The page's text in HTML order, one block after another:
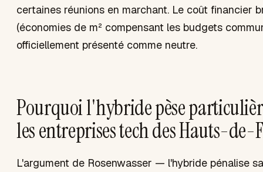
certaines réunions en marchant. Le coût financier
(économies de m² compensant les budgets
officiellement présenté comme neutre.
Pourquoi l'hybride pèse
les entreprises tech des Hauts-de-
L'argument de Rosenwasser — l'hybride pénalise